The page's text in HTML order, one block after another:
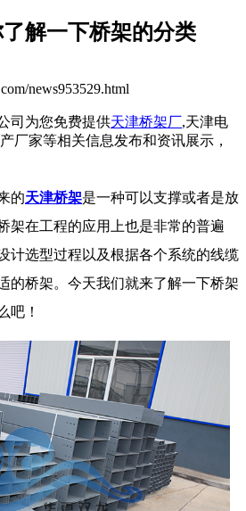
解一下桥架的分类
news953529.html
司为您免费提供天津桥架厂,天津电
厂家等相关信息发布和资讯展示，
的天津桥架是一种可以支撑或者是放
架在工程的应用上也是非常的普遍
计选型过程以及根据各个系统的线缆
的桥架。今天我们就来了解一下桥架
吧！